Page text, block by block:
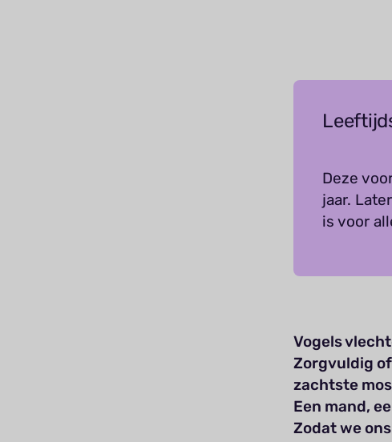
Deze
jaar.
is voor
Vogels
Zorgvuldig
zachtste
Een mand,
Zodat we